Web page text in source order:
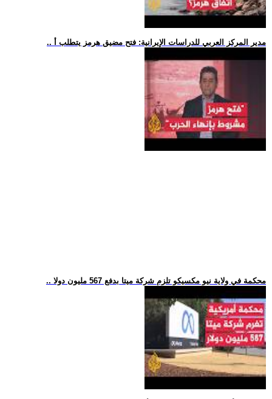
.. مدير المركز العربي للدراسات الإيرانية: فتح مضيق هرمز يتطلب أ
.. محكمة في ولاية نيو مكسيكو تلزم شركة ميتا بدفع 567 مليون دولا